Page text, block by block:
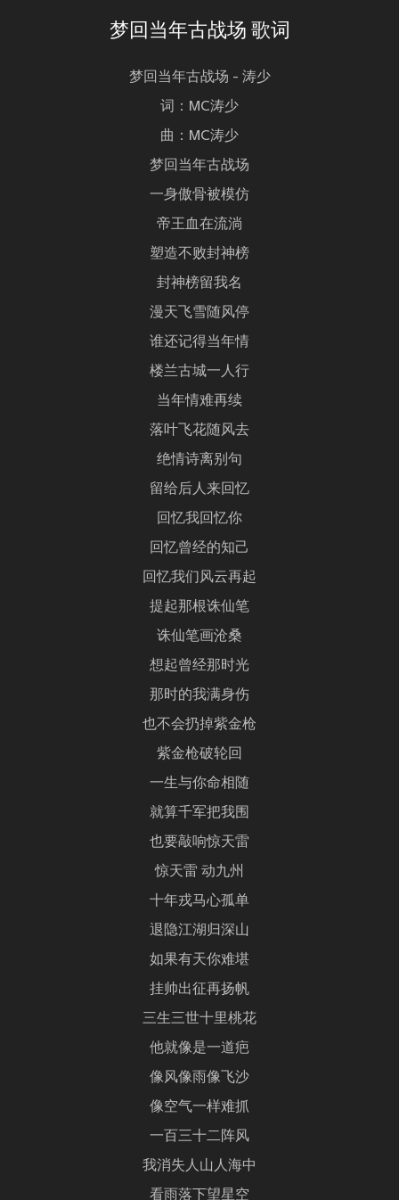
梦回当年古战场 歌词
梦回当年古战场 - 涛少
词：MC涛少
曲：MC涛少
梦回当年古战场
一身傲骨被模仿
帝王血在流淌
塑造不败封神榜
封神榜留我名
漫天飞雪随风停
谁还记得当年情
楼兰古城一人行
当年情难再续
落叶飞花随风去
绝情诗离别句
留给后人来回忆
回忆我回忆你
回忆曾经的知己
回忆我们风云再起
提起那根诛仙笔
诛仙笔画沧桑
想起曾经那时光
那时的我满身伤
也不会扔掉紫金枪
紫金枪破轮回
一生与你命相随
就算千军把我围
也要敲响惊天雷
惊天雷 动九州
十年戎马心孤单
退隐江湖归深山
如果有天你难堪
挂帅出征再扬帆
三生三世十里桃花
他就像是一道疤
像风像雨像飞沙
像空气一样难抓
一百三十二阵风
我消失人山人海中
看雨落下望星空